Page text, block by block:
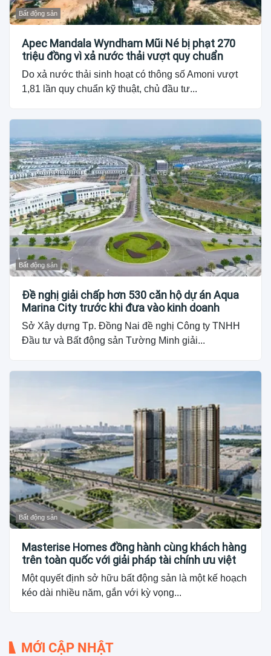
Bất động sản
Apec Mandala Wyndham Mũi Né bị phạt 270
triệu đồng vì xả nước thải vượt quy chuẩn
Do xả nước thải sinh hoạt có thông số Amoni vượt
1,81 lần quy chuẩn kỹ thuật, chủ đầu tư...
Bất động sản
Đề nghị giải chấp hơn 530 căn hộ dự án Aqua
Marina City trước khi đưa vào kinh doanh
Sở Xây dựng Tp. Đồng Nai đề nghị Công ty TNHH
Đầu tư và Bất động sản Tường Minh giải...
Bất động sản
Masterise Homes đồng hành cùng khách hàng
trên toàn quốc với giải pháp tài chính ưu việt
Một quyết định sở hữu bất động sản là một kế hoạch
kéo dài nhiều năm, gắn với kỳ vọng...
MỚI CẬP NHẬT